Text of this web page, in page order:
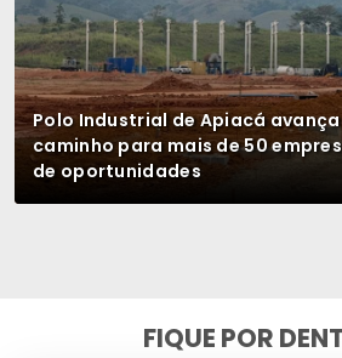
Polo Industrial de Apiacá
caminho para mais de 50
de oportunidades
FIQUE POR